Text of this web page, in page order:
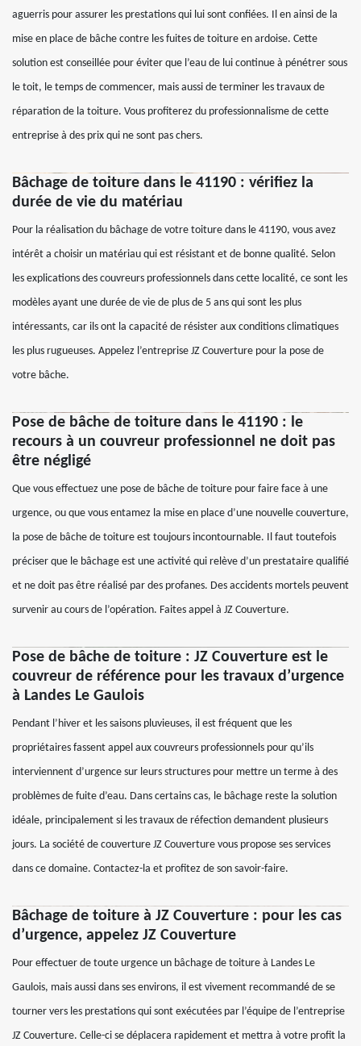
aguerris pour assurer les prestations qui lui sont confiées. Il en ainsi de la
mise en place de bâche contre les fuites de toiture en ardoise. Cette
solution est conseillée pour éviter que l’eau de lui continue à pénétrer sous
le toit, le temps de commencer, mais aussi de terminer les travaux de
réparation de la toiture. Vous profiterez du professionnalisme de cette
entreprise à des prix qui ne sont pas chers.
Bâchage de toiture dans le 41190 : vérifiez la
durée de vie du matériau
Pour la réalisation du bâchage de votre toiture dans le 41190, vous avez
intérêt a choisir un matériau qui est résistant et de bonne qualité. Selon
les explications des couvreurs professionnels dans cette localité, ce sont les
modèles ayant une durée de vie de plus de 5 ans qui sont les plus
intéressants, car ils ont la capacité de résister aux conditions climatiques
les plus rugueuses. Appelez l’entreprise JZ Couverture pour la pose de
votre bâche.
Pose de bâche de toiture dans le 41190 : le
recours à un couvreur professionnel ne doit pas
être négligé
Que vous effectuez une pose de bâche de toiture pour faire face à une
urgence, ou que vous entamez la mise en place d’une nouvelle couverture,
la pose de bâche de toiture est toujours incontournable. Il faut toutefois
préciser que le bâchage est une activité qui relève d’un prestataire qualifié
et ne doit pas être réalisé par des profanes. Des accidents mortels peuvent
survenir au cours de l’opération. Faites appel à JZ Couverture.
Pose de bâche de toiture : JZ Couverture est le
couvreur de référence pour les travaux d’urgence
à Landes Le Gaulois
Pendant l’hiver et les saisons pluvieuses, il est fréquent que les
propriétaires fassent appel aux couvreurs professionnels pour qu’ils
interviennent d’urgence sur leurs structures pour mettre un terme à des
problèmes de fuite d’eau. Dans certains cas, le bâchage reste la solution
idéale, principalement si les travaux de réfection demandent plusieurs
jours. La société de couverture JZ Couverture vous propose ses services
dans ce domaine. Contactez-la et profitez de son savoir-faire.
Bâchage de toiture à JZ Couverture : pour les cas
d’urgence, appelez JZ Couverture
Pour effectuer de toute urgence un bâchage de toiture à Landes Le
Gaulois, mais aussi dans ses environs, il est vivement recommandé de se
tourner vers les prestations qui sont exécutées par l’équipe de l’entreprise
JZ Couverture. Celle-ci se déplacera rapidement et mettra à votre profit la